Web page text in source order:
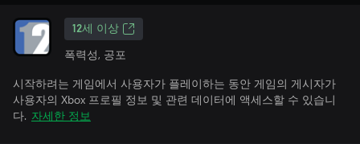
12세 이상
폭력성, 공포
시작하려는 게임에서 사용자가 플레이하는 동안 게임의 게시자가
사용자의 Xbox 프로필 정보 및 관련 데이터에 액세스할 수 있습니
다. 자세한 정보